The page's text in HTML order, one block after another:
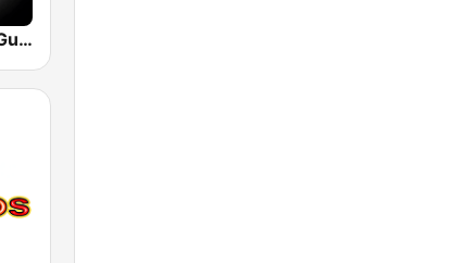
Radio Tic Tac Guatemala